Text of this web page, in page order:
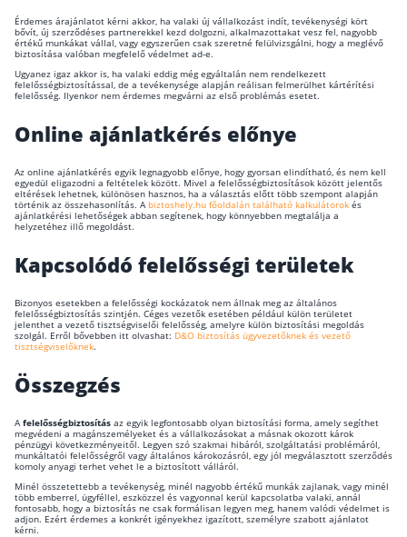
Érdemes árajánlatot kérni akkor, ha valaki új vállalkozást indít, tevékenységi kört
bővít, új szerződéses partnerekkel kezd dolgozni, alkalmazottakat vesz fel, nagyobb
értékű munkákat vállal, vagy egyszerűen csak szeretné felülvizsgálni, hogy a meglévő
biztosítása valóban megfelelő védelmet ad-e.
Ugyanez igaz akkor is, ha valaki eddig még egyáltalán nem rendelkezett
felelősségbiztosítással, de a tevékenysége alapján reálisan felmerülhet kártérítési
felelősség. Ilyenkor nem érdemes megvárni az első problémás esetet.
Online ajánlatkérés előnye
Az online ajánlatkérés egyik legnagyobb előnye, hogy gyorsan elindítható, és nem kell
egyedül eligazodni a feltételek között. Mivel a felelősségbiztosítások között jelentős
eltérések lehetnek, különösen hasznos, ha a választás előtt több szempont alapján
történik az összehasonlítás. A biztoshely.hu főoldalán található kalkulátorok és
ajánlatkérési lehetőségek abban segítenek, hogy könnyebben megtalálja a
helyzetéhez illő megoldást.
Kapcsolódó felelősségi területek
Bizonyos esetekben a felelősségi kockázatok nem állnak meg az általános
felelősségbiztosítás szintjén. Céges vezetők esetében például külön területet
jelenthet a vezető tisztségviselői felelősség, amelyre külön biztosítási megoldás
szolgál. Erről bővebben itt olvashat: D&O biztosítás ügyvezetőknek és vezető
tisztségviselőknek.
Összegzés
A felelősségbiztosítás az egyik legfontosabb olyan biztosítási forma, amely segíthet
megvédeni a magánszemélyeket és a vállalkozásokat a másnak okozott károk
pénzügyi következményeitől. Legyen szó szakmai hibáról, szolgáltatási problémáról,
munkáltatói felelősségről vagy általános károkozásról, egy jól megválasztott szerződés
komoly anyagi terhet vehet le a biztosított válláról.
Minél összetettebb a tevékenység, minél nagyobb értékű munkák zajlanak, vagy minél
több emberrel, ügyféllel, eszközzel és vagyonnal kerül kapcsolatba valaki, annál
fontosabb, hogy a biztosítás ne csak formálisan legyen meg, hanem valódi védelmet is
adjon. Ezért érdemes a konkrét igényekhez igazított, személyre szabott ajánlatot
kérni.